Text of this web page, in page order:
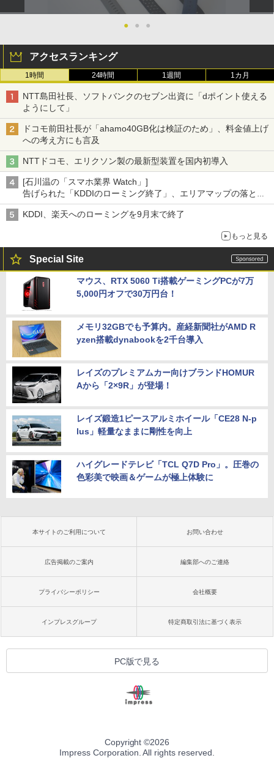
● ● ●
アクセスランキング
1時間 24時間 1週間 1カ月
NTT島田社長、ソフトバンクのセブン出資に「dポイント使える
ようにして」
ドコモ前田社長が「ahamo40GB化は検証のため」、料金値上げ
への考え方にも言及
NTTドコモ、エリクソン製の最新型装置を国内初導入
[石川温の「スマホ業界 Watch」]
告げられた「KDDIのローミング終了」、エリアマップの落とし
穴と楽天モバイルの課題
KDDI、楽天へのローミングを9月末で終了
もっと見る
Special Site
マウス、RTX 5060 Ti搭載ゲーミングPCが7万
5,000円オフで30万円台！
メモリ32GBでも予算内。産経新聞社がAMD R
yzen搭載dynabookを2千台導入
レイズのプレミアムカー向けブランドHOMUR
Aから「2×9R」が登場！
レイズ鍛造1ピースアルミホイール「CE28 N-p
lus」軽量なままに剛性を向上
ハイグレードテレビ「TCL Q7D Pro」。圧巻の
色彩美で映画＆ゲームが極上体験に
本サイトのご利用について お問い合わせ
広告掲載のご案内 編集部へのご連絡
プライバシーポリシー 会社概要
インプレスグループ 特定商取引法に基づく表示
PC版で見る
Copyright ©2026
Impress Corporation. All rights reserved.